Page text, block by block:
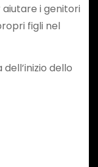
i genitori
figli nel
dello